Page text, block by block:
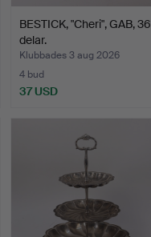
BESTICK, "Cheri", GAB, 36
delar.
Klubbades 3 aug 2026
4 bud
37 USD